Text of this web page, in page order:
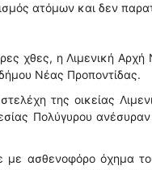
ατόμων και δεν
χθες, η Λιμενική
Νέας Προποντίδας.
της οικείας
Πολύγυρου
ασθενοφόρο όχημα